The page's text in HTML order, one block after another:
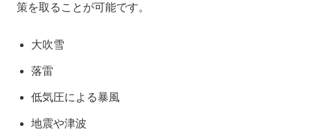
策を取ることが可能です。
大吹雪
落雷
低気圧による暴風
地震や津波